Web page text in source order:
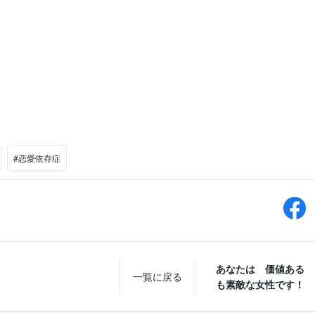
#恋愛依存症
一覧に戻る
あなたは 価値ある
も素敵な女性です！